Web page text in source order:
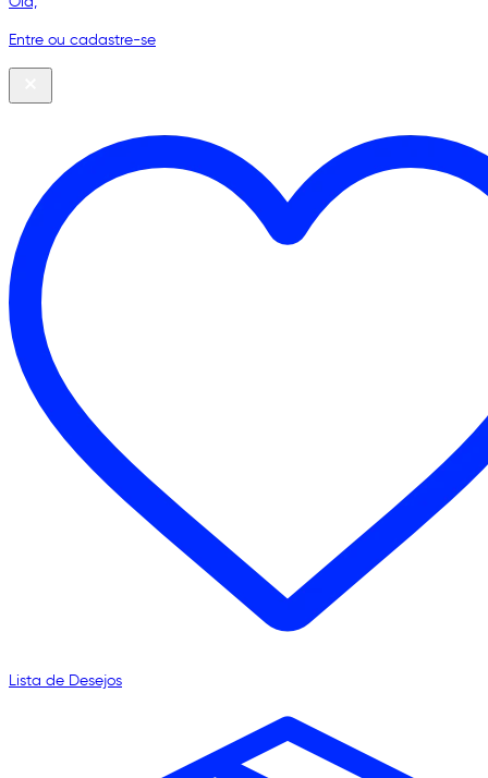
Entre ou cadastre-se
Lista de Desejos